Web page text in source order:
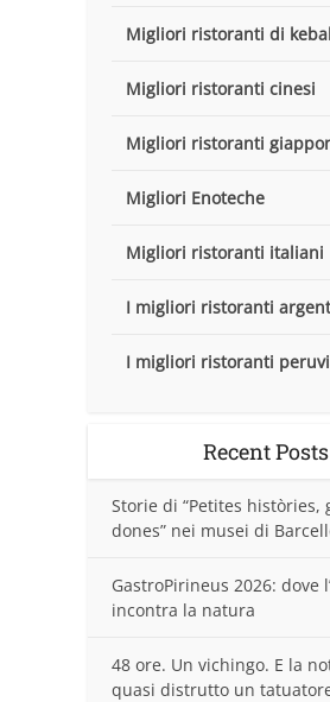
Migliori ristoranti di
Migliori ristoranti cinesi
Migliori ristoranti
Migliori Enoteche
Migliori ristoranti italiani
I migliori ristoranti
I migliori ristoranti
Recent Posts
Storie di “Petites històries,
dones” nei musei di
GastroPirineus 2026: dove
incontra la natura
48 ore. Un vichingo. E la
quasi distrutto un